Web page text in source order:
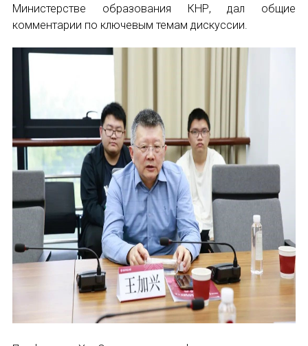
Министерстве образования КНР, дал общие
комментарии по ключевым темам дискуссии.